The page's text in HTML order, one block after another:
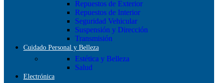
Repuestos de Exterior
Repuestos de Interior
Seguridad Vehicular
Suspensión y Dirección
Transmisión
Cuidado Personal y Belleza
Estética y Belleza
Salud
Electrónica